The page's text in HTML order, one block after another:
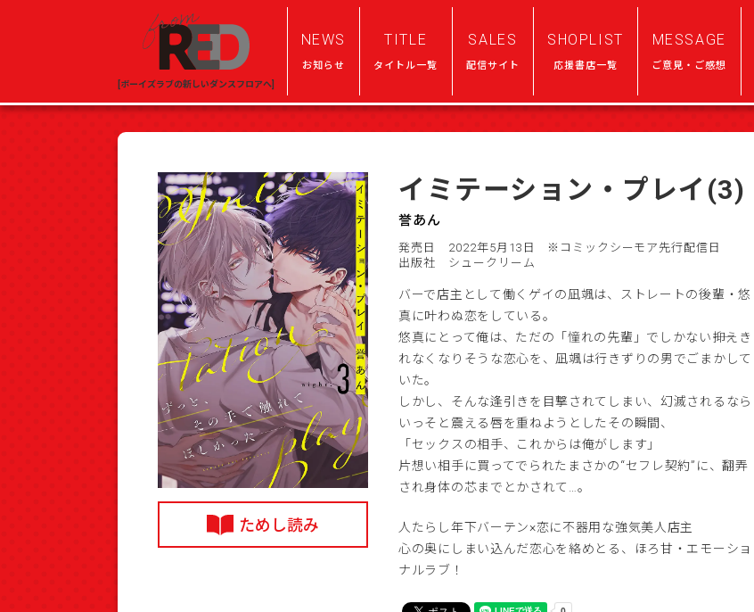
[ボーイズラブの新しいダンスフロアへ]
NEWS
お知らせ
TITLE
タイトル一覧
SALES
配信サイト
SHOPLIST
応援書店一覧
MESSAGE
ご意見・ご感想
ためし読み
イミテーション・プレイ(3)
誉あん
発売日 2022年5月13日
※コミックシーモア先行配信日
出版社 シュークリーム
バーで店主として働くゲイの凪颯は、ストレートの後輩・悠
真に叶わぬ恋をしている。
悠真にとって俺は、ただの「憧れの先輩」でしかない――抑えき
れなくなりそうな恋心を、凪颯は行きずりの男でごまかして
いた。
しかし、そんな逢引きを目撃されてしまい、幻滅されるなら
いっそと震える唇を重ねようとしたその瞬間、
「セックスの相手、これからは俺がします」
片想い相手に買ってでられたまさかの“セフレ契約”に、翻弄
され身体の芯までとかされて…。
人たらし年下バーテン×恋に不器用な強気美人店主
心の奥にしまい込んだ恋心を絡めとる、ほろ甘・エモーショ
ナルラブ！